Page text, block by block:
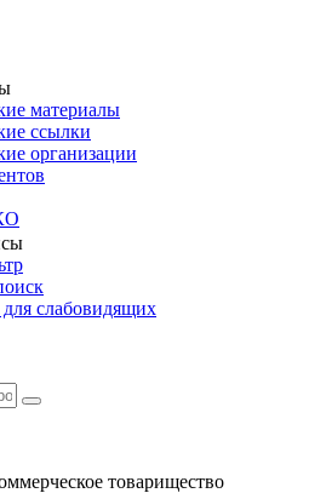
материалы
ссылки
организации
для слабовидящих
товарищество